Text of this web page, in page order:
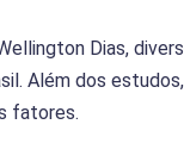
Dias,
Além dos
fatores.